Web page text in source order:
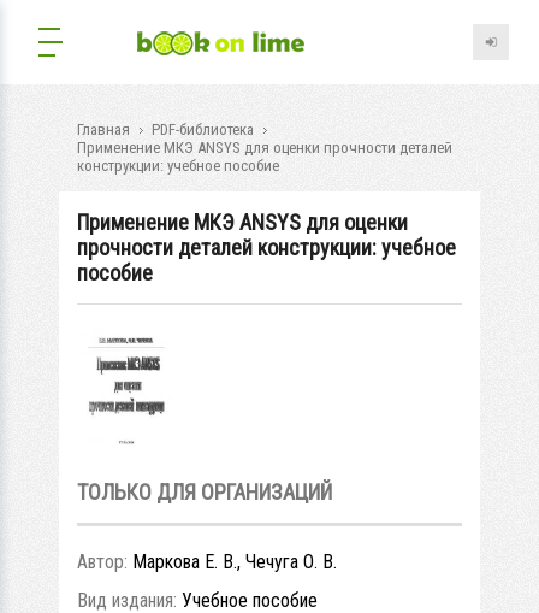
Главная
PDF-библиотека
Применение МКЭ ANSYS для оценки прочности деталей
конструкции: учебное пособие
Применение МКЭ ANSYS для оценки
прочности деталей конструкции: учебное
пособие
ТОЛЬКО ДЛЯ ОРГАНИЗАЦИЙ
Автор: Маркова Е. В., Чечуга О. В.
Вид издания: Учебное пособие